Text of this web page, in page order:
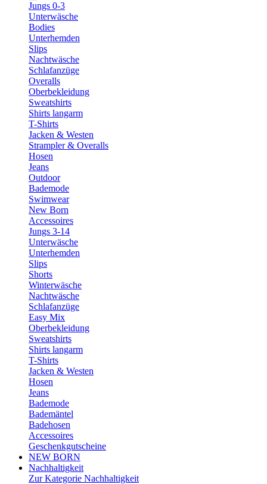
Jungs 0-3
Unterwäsche
Bodies
Unterhemden
Slips
Nachtwäsche
Schlafanzüge
Overalls
Oberbekleidung
Sweatshirts
Shirts langarm
T-Shirts
Jacken & Westen
Strampler & Overalls
Hosen
Jeans
Outdoor
Bademode
Swimwear
New Born
Accessoires
Jungs 3-14
Unterwäsche
Unterhemden
Slips
Shorts
Winterwäsche
Nachtwäsche
Schlafanzüge
Easy Mix
Oberbekleidung
Sweatshirts
Shirts langarm
T-Shirts
Jacken & Westen
Hosen
Jeans
Bademode
Bademäntel
Badehosen
Accessoires
Geschenkgutscheine
NEW BORN
Nachhaltigkeit
Zur Kategorie Nachhaltigkeit